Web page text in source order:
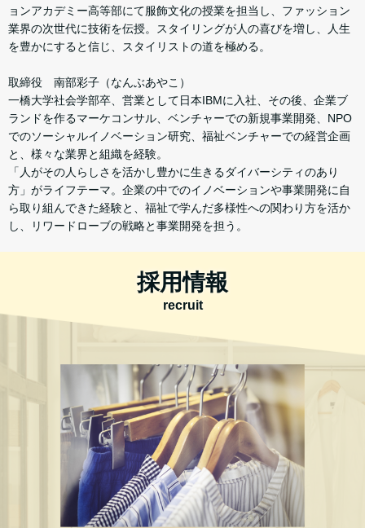
ョンアカデミー高等部にて服飾文化の授業を担当し、ファッション
業界の次世代に技術を伝授。スタイリングが人の喜びを増し、人生
を豊かにすると信じ、スタイリストの道を極める。
取締役 南部彩子（なんぶあやこ）
一橋大学社会学部卒、営業として日本IBMに入社、その後、企業ブ
ランドを作るマーケコンサル、ベンチャーでの新規事業開発、NPO
でのソーシャルイノベーション研究、福祉ベンチャーでの経営企画
と、様々な業界と組織を経験。
「人がその人らしさを活かし豊かに生きるダイバーシティのあり
方」がライフテーマ。企業の中でのイノベーションや事業開発に自
ら取り組んできた経験と、福祉で学んだ多様性への関わり方を活か
し、リワードローブの戦略と事業開発を担う。
採用情報
recruit